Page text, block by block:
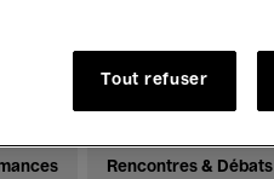
Rencontres & Débats
Tout refuser